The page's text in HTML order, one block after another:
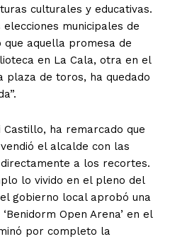
culturales y educativas.
municipales de
que aquella promesa de
en La Cala, otra en el
plaza de toros, ha quedado
ha remarcado que
el alcalde con las
a los recortes.
lo vivido en el pleno del
gobierno local aprobó una
Open Arena’ en el
por completo la